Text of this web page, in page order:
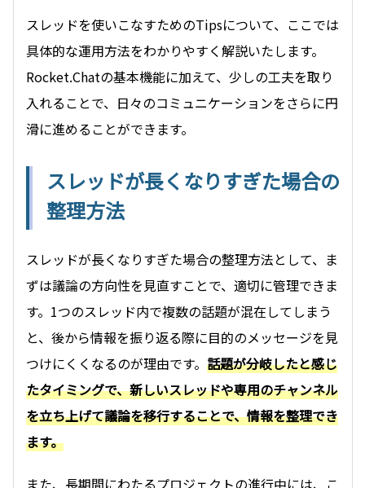
スレッドを使いこなすためのTipsについて、ここでは
具体的な運用方法をわかりやすく解説いたします。
Rocket.Chatの基本機能に加えて、少しの工夫を取り
入れることで、日々のコミュニケーションをさらに円
滑に進めることができます。
スレッドが長くなりすぎた場合の
整理方法
スレッドが長くなりすぎた場合の整理方法として、ま
ずは議論の方向性を見直すことで、適切に管理できま
す。1つのスレッド内で複数の話題が混在してしまう
と、後から情報を振り返る際に目的のメッセージを見
つけにくくなるのが理由です。 話題が分岐したと感じ
たタイミングで、新しいスレッドや専用のチャンネル
を立ち上げて議論を移行することで、情報を整理でき
ます。
また、長期間にわたるプロジェクトの進行中には、こ